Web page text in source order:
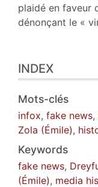
plaidé en faveur
dénonçant le «
INDEX
Mots-clés
infox, fake news,
Zola (Émile),
Keywords
fake news,
(Émile), media